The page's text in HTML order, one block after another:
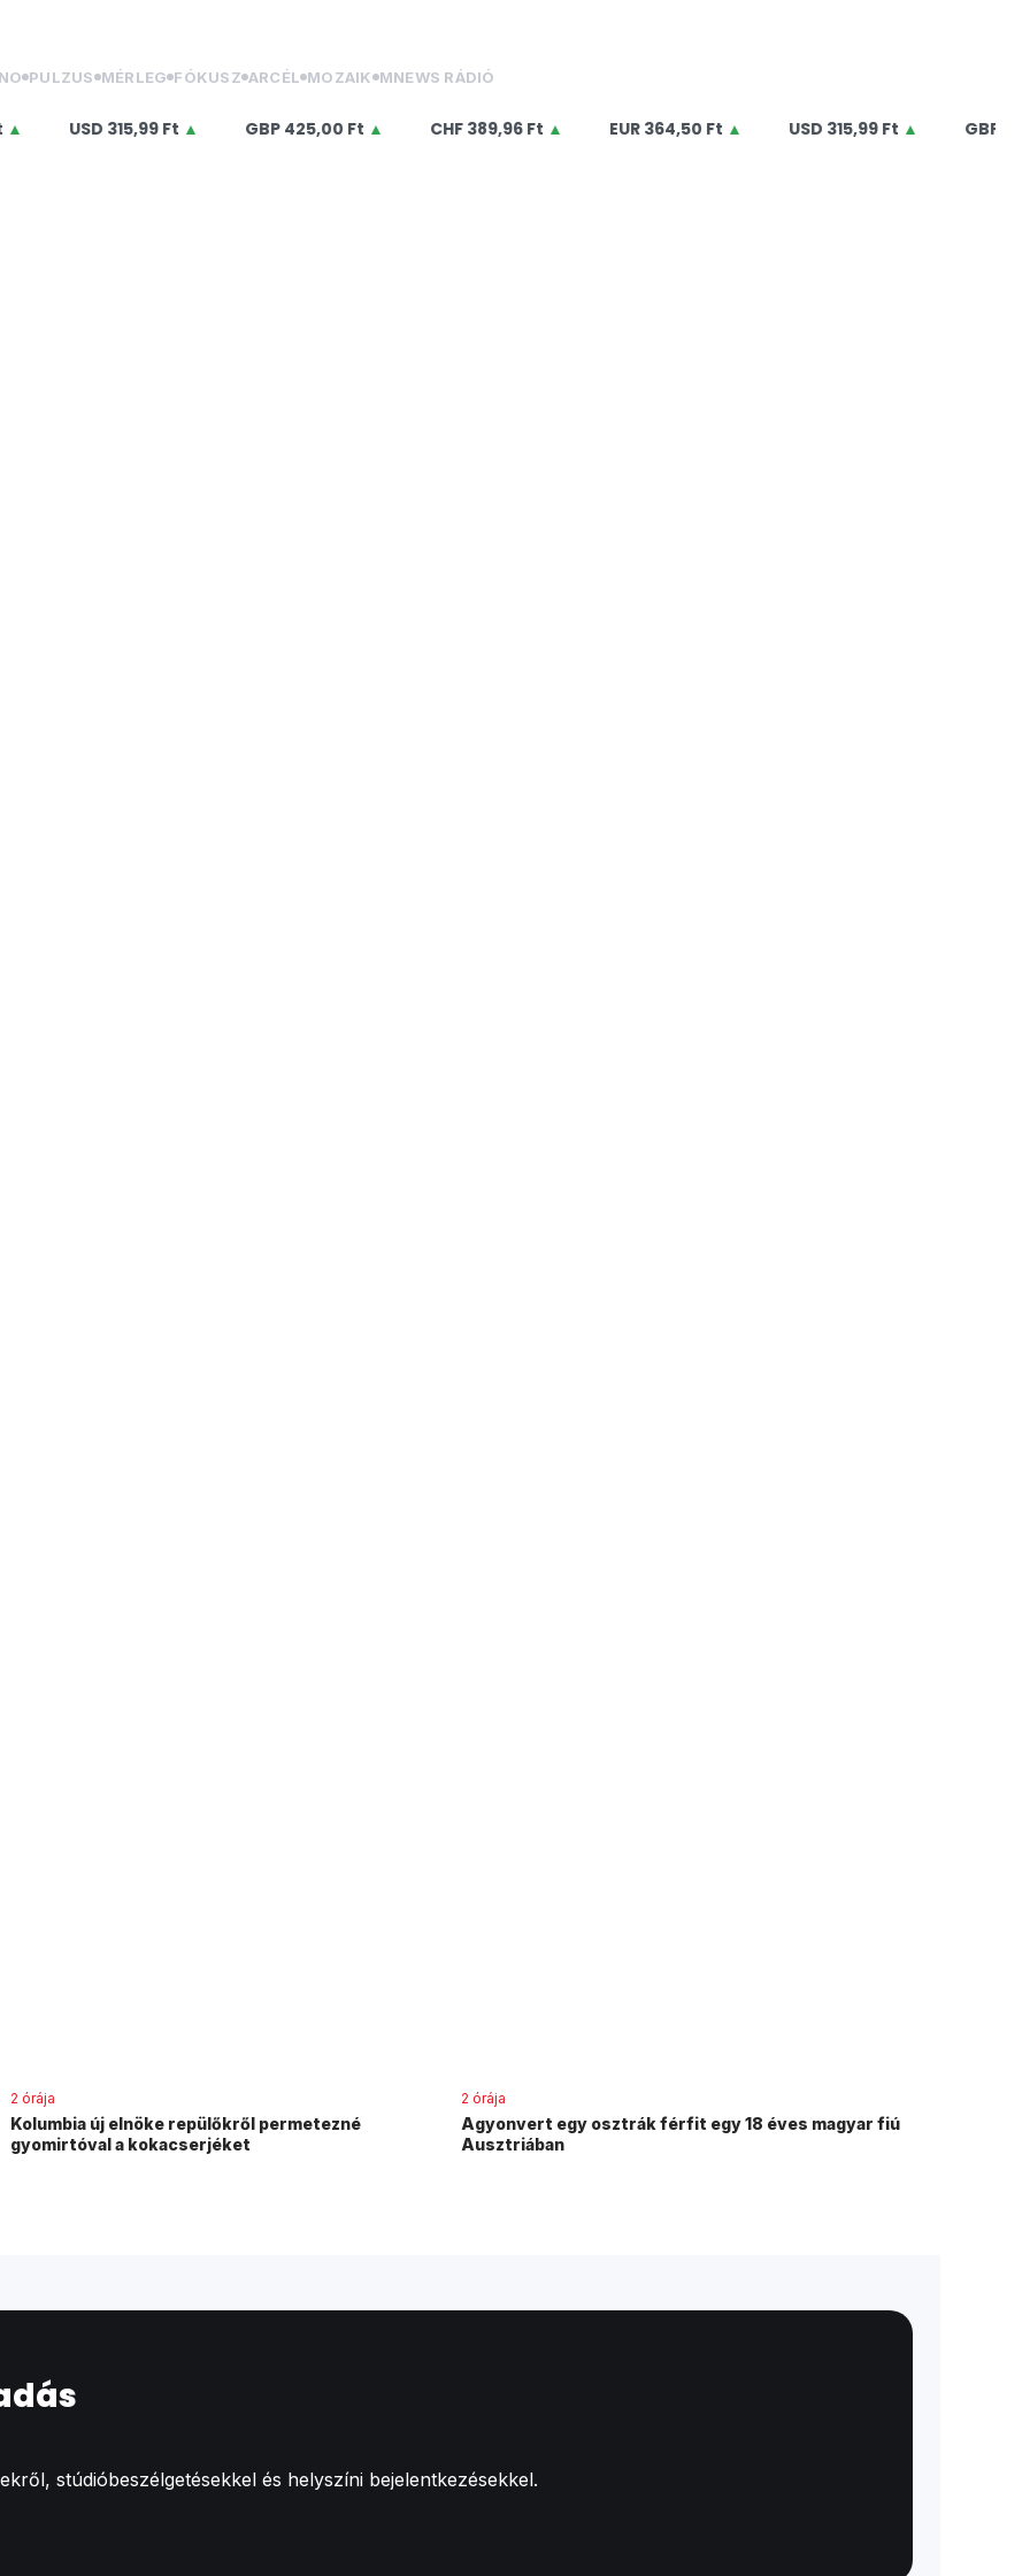
PULZUS MÉRLEG FÓKUSZ ARCÉL MOZAIK MNEWS RÁDIÓ
USD 315,99 Ft▲ GBP 425,00 Ft▲ CHF 389,96 Ft▲ EUR 364,50 Ft▲ USD 315,99 Ft▲ GBP 425,00 Ft
2 órája
Kolumbia új elnöke repülőkről permetezné
gyomirtóval a kokacserjéket
2 órája
Agyonvert egy osztrák férfit egy 18 éves magyar fiú
Ausztriában
stúdióbeszélgetésekkel és helyszíni bejelentkezésekkel.